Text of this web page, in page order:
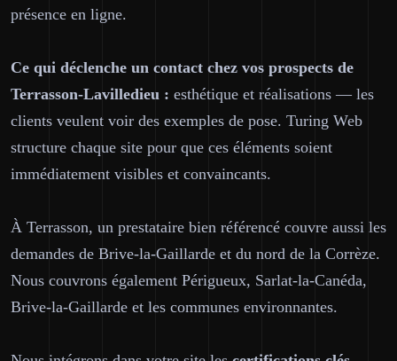
présence en ligne.
Ce qui déclenche un contact chez vos prospects de
Terrasson-Lavilledieu : esthétique et réalisations — les
clients veulent voir des exemples de pose. Turing Web
structure chaque site pour que ces éléments soient
immédiatement visibles et convaincants.
À Terrasson, un prestataire bien référencé couvre aussi les
demandes de Brive-la-Gaillarde et du nord de la Corrèze.
Nous couvrons également Périgueux, Sarlat-la-Canéda,
Brive-la-Gaillarde et les communes environnantes.